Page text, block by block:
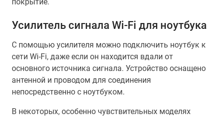
Усилитель сигнала Wi-Fi для ноутбука
С помощью усилителя можно подключить ноутбук к
сети Wi-Fi, даже если он находится вдали от
основного источника сигнала. Устройство оснащено
антенной и проводом для соединения
непосредственно с ноутбуком.
В некоторых, особенно чувствительных моделях